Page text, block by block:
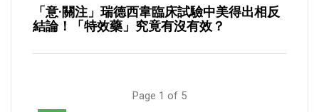
「意·關注」瑞德西韋臨床試驗中美得出相反
結論！「特效藥」究竟有沒有效？
Page 1 of 5